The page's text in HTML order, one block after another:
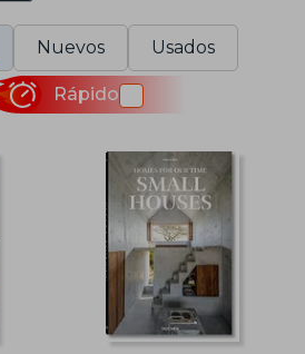
Nuevos Usados
Rápido